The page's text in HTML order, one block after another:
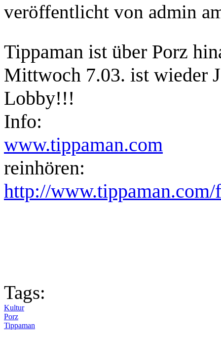
veröffentlicht von admin
Tippaman ist über Porz
Mittwoch 7.03. ist wieder
Lobby!!!
Info:
www.tippaman.com
reinhören:
http://
Tags:
Kultur
Porz
Tippaman